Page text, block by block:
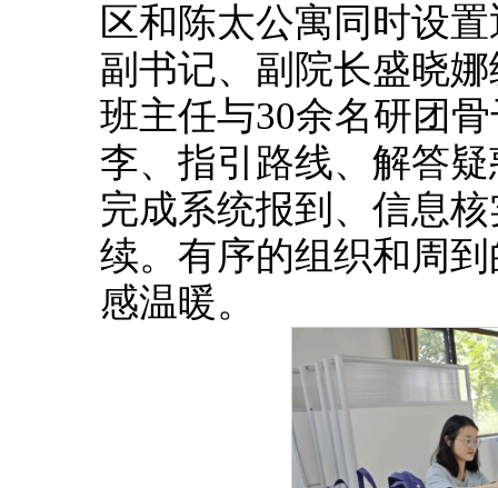
区和陈太公寓同时设
副书记、副院长盛晓
班主任与30余名研团
李、指引路线、解答
完成系统报到、信息
续。有序的组织和周
感温暖。